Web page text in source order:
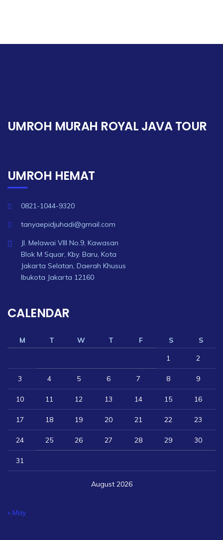
UMROH MURAH ROYAL JAVA TOUR
UMROH HEMAT
0821-1044-9320
tanyaepidjuhadi@gmail.com
Jl. Melawai VIII No.9, Kawasan
Blok M Squar, Kby. Baru, Kota
Jakarta Selatan, Daerah Khusus
Ibukota Jakarta 12160
CALENDAR
August 2026
M T W T F S
S
1
2
3 4 5 6 7 8 9
10 11 12 13 14 15 16
17 18 19 20 21 22 23
24 25 26 27 28 29 30
31
« May